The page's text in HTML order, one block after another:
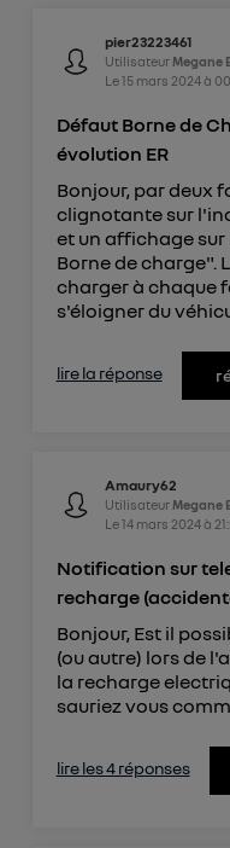
pier23223461
Utilisateur Megane
Le15 mars 2024à
Défaut Borne de
évolution ER
Bonjour, par deux
clignotante sur
et un affichage
Borne de charge".
charger à chaque
s'éloigner du
lire la réponse
Amaury62
Utilisateur Megane
Le14 mars 2024à
Notification sur
recharge
Bonjour, Est il
(ou autre) lors de
la recharge
sauriez vous
lire les 4 réponses